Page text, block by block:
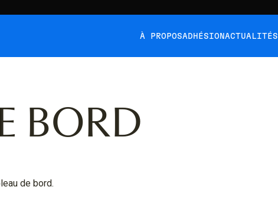
À PROPOSADHÉSIONACTUALITÉS
BORD
de bord.